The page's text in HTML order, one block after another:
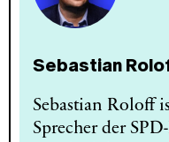
Sebastian
Sebastian Roloff
Sprecher der